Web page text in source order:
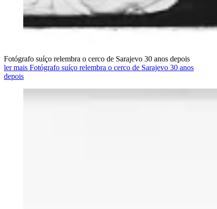
Fotógrafo suíço relembra o cerco de Sarajevo 30 anos depois
ler mais Fotógrafo suíço relembra o cerco de Sarajevo 30 anos
depois